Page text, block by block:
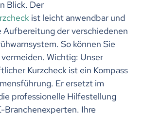
Blick. Der
ist leicht anwendbar und
Aufbereitung der verschiedenen
So können Sie
Wichtig: Unser
Kurzcheck ist ein Kompass
Er ersetzt im
professionelle Hilfestellung
Branchenexperten. Ihre